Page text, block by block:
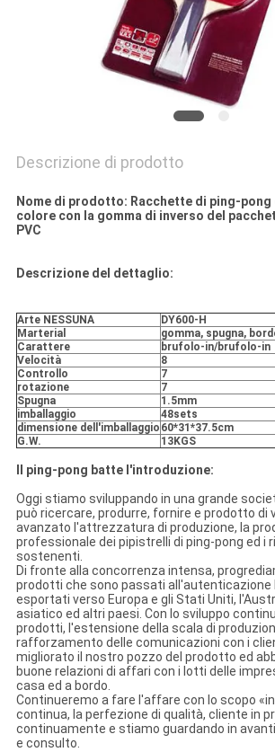
Descrizione di prodotto
Nome di prodotto: Racchette di ping-pong
colore con la gomma di inverso del
PVC
Descrizione del dettaglio:
Arte NESSUNA
DY600-H
Marterial
gomma, spugna,
Carattere
brufolo-in/brufolo-in
Velocità
8
Controllo
7
rotazione
7
Spugna
1.5mm
imballaggio
48sets
dimensione dell'imballaggio 60*31*37.5cm
G.W.
13KGS
Il ping-pong batte l'introduzione:
Oggi stiamo sviluppando in una grande
può ricercare, produrre, fornire e prodotto di
avanzato l'attrezzatura di produzione, la
professionale dei pipistrelli di ping-pong ed i
sostenenti.
Di fronte alla concorrenza intensa,
prodotti che sono passati all'autenticazione
esportati verso Europa e gli Stati Uniti,
asiatico ed altri paesi. Con lo sviluppo
prodotti, l'estensione della scala di
rafforzamento delle comunicazioni con i
migliorato il nostro pozzo del prodotto ed
buone relazioni di affari con i lotti delle
casa ed a bordo.
Continueremo a fare l'affare con lo scopo
continua, la perfezione di qualità, cliente in
continuamente e stiamo guardando in
e consulto.